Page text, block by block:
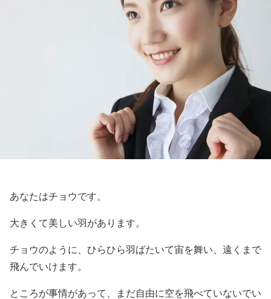
あなたはチョウです。
大きくて美しい羽があります。
チョウのように、ひらひら羽ばたいて宙を舞い、遠くまで
飛んでいけます。
ところが事情があって、まだ自由に空を飛べていないでい